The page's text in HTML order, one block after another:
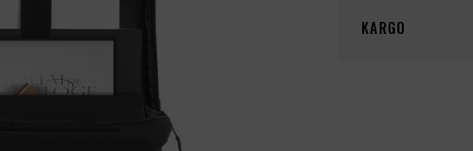
Ölçüler;
KARGO